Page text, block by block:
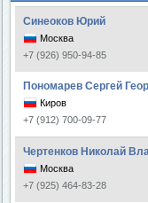
Синеоков Юрий
Москва
+7 (926) 950-94-85
Пономарев Сергей
Киров
+7 (912) 700-09-77
Чертенков Николай
Москва
+7 (925) 464-83-28